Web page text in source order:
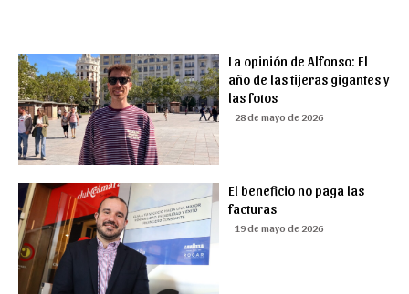
La opinión de Alfonso: El
año de las tijeras gigantes y
las fotos
28 de mayo de 2026
El beneficio no paga las
facturas
19 de mayo de 2026